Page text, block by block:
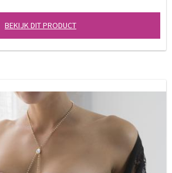
BEKIJK DIT PRODUCT